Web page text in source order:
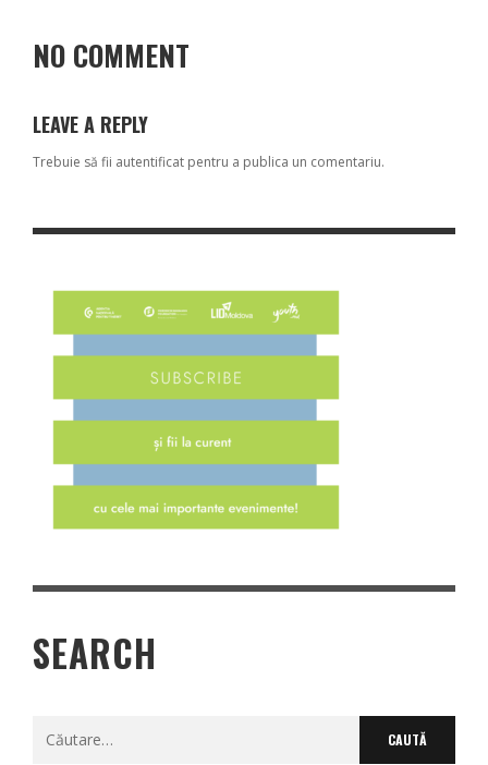
NO COMMENT
LEAVE A REPLY
Trebuie să fii autentificat pentru a publica un comentariu.
SEARCH
Caută